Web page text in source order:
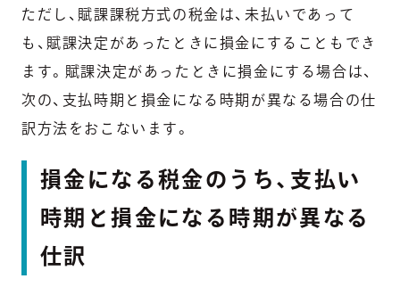
ただし、賦課課税方式の税金は、未払いであって
も、賦課決定があったときに損金にすることもでき
ます。賦課決定があったときに損金にする場合は、
次の、支払時期と損金になる時期が異なる場合の仕
訳方法をおこないます。
損金になる税金のうち、支払い
時期と損金になる時期が異なる
仕訳